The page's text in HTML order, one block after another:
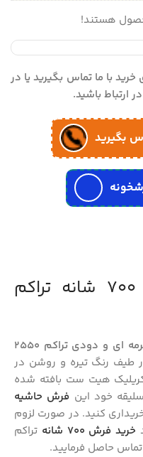
هستند!
خرید با ما تماس بگیرید یا در
ارتباط باشید.
بگیرید
خرید فرش طرح پناه 700 شانه تراکم
فرش طرح پناه 700 شانه طوسی سرمه ای و دودی تراکم 2550
طیف رنگ تیره و روشن در
4 متری با نخ اکریلیک هیت ست بافته شده
خود این فرش حاشیه
خریداری کنید. در صورت لزوم
خرید فرش 700 شانه
تراکم